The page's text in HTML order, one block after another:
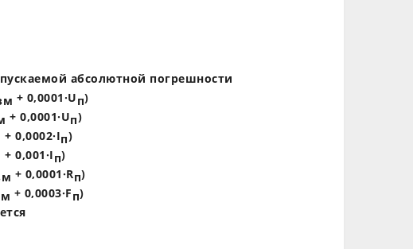
абсолютной погрешности
+ 0,0001·Uп)
+ 0,0001·Uп)
+ 0,0002·Iп)
+ 0,001·Iп)
+ 0,0001·Rп)
+ 0,0003·Fп)